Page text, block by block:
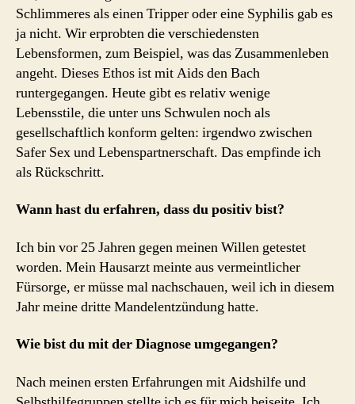
Schlimmeres als einen Tripper oder eine Syphilis gab es
ja nicht. Wir erprobten die verschiedensten
Lebensformen, zum Beispiel, was das Zusammenleben
angeht. Dieses Ethos ist mit Aids den Bach
runtergegangen. Heute gibt es relativ wenige
Lebensstile, die unter uns Schwulen noch als
gesellschaftlich konform gelten: irgendwo zwischen
Safer Sex und Lebenspartnerschaft. Das empfinde ich
als Rückschritt.
Wann hast du erfahren, dass du positiv bist?
Ich bin vor 25 Jahren gegen meinen Willen getestet
worden. Mein Hausarzt meinte aus vermeintlicher
Fürsorge, er müsse mal nachschauen, weil ich in diesem
Jahr meine dritte Mandelentzündung hatte.
Wie bist du mit der Diagnose umgegangen?
Nach meinen ersten Erfahrungen mit Aidshilfe und